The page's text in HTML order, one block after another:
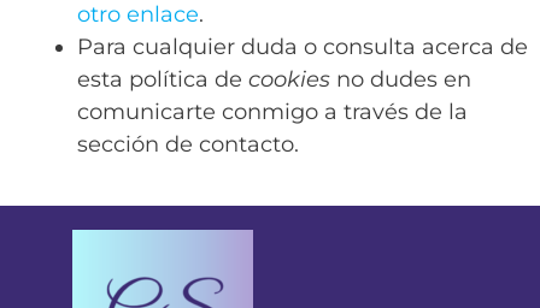
otro enlace.
Para cualquier duda o consulta acerca de
esta política de cookies no dudes en
comunicarte conmigo a través de la
sección de contacto.